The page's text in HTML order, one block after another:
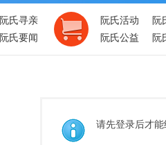
阮氏寻亲
阮氏要闻
阮氏活动 阮
阮氏公益
阮
请先登录后才